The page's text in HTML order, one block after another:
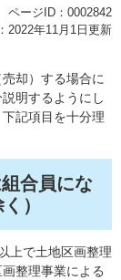
ページID：0002842
2022年11月1日更新
却）する場合に
明するようにし
記項目を十分理
合員にな
）
上で土地区画整理
整理事業による